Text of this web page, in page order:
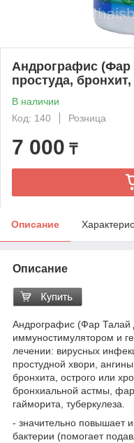
Андрографис
простуда,
В наличии
Код: 140
Розница
7 000 ₸
Описание
Описание
Андрографис (Фар Талай
иммуностимулятором и
лечении: вирусных
простудной хвори,
бронхита, острого или
бронхиальной астмы,
гайморита, туберкулеза.
- значительно повышает
бактерии (помогает